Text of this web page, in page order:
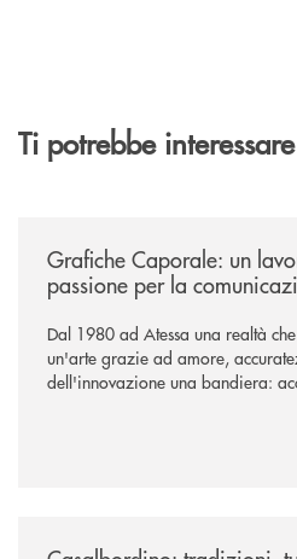
Ti potrebbe
Grafiche Caporale: un
passione per la
Dal 1980 ad Atessa una realtà
un'arte grazie ad amore,
dell'innovazione una bandiera: